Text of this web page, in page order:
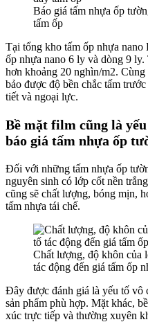
Báo giá tấm nhựa ốp
tấm ốp
Tại tổng kho tấm ốp nhựa nano
ốp nhựa nano 6 ly và dòng 9
hơn khoảng 20 nghìn/m2.
bảo được độ bền chắc tấm
tiết và ngoại lực.
Bề mặt film cũng là
báo giá tấm nhựa ốp
Đối với những tấm nhựa ốp
nguyên sinh có lớp cốt nền
cũng sẽ chất lượng, bóng mịn,
tấm nhựa tái chế.
Chất lượng, độ khôn của
tác động đến giá tấm ốp
Đây được đánh giá là yếu tố vô
sản phẩm phù hợp. Mặt khác,
xúc trực tiếp và thường xuyên